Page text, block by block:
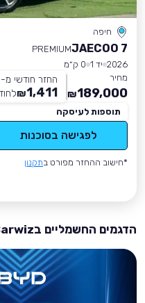
חיפה
JAECOO 7
PREMIUM
2026 יד 1
0 ק״מ
מחיר
189,000
₪
החזר חודשי מ-
1,411
₪
תוספות לעיסקה
לפגישה בסוכנות
*חישוב ההחזר מפורט בתקנון
הדגמים החשמליים בCarwiz